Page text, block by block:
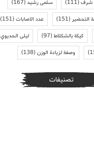
شرف(111) سلمى رشيد(167)
التحضير(151) عدد الاصابات(151)
كيكة بالشكلاط(97) ليلى الحديوي
وصفة لزيادة الوزن(138)
تصنيفات